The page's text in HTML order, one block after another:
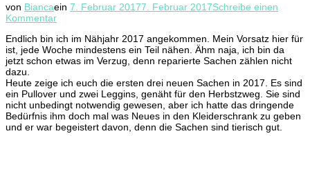
von Biancaein 7. Februar 20177. Februar 2017Schreibe einen
Kommentarzu
…
Tierische
Kleidung
den
Herbstzwerg
Endlich bin ich im Nähjahr 2017 angekommen. Mein Vorsatz hier für
ist, jede Woche mindestens ein Teil nähen. Ähm naja, ich bin da
jetzt schon etwas im Verzug, denn reparierte Sachen zählen nicht
dazu.
Heute zeige ich euch die ersten drei neuen Sachen in 2017. Es sind
ein Pullover und zwei Leggins, genäht für den Herbstzweg. Sie sind
nicht unbedingt notwendig gewesen, aber ich hatte das dringende
Bedürfnis ihm doch mal was Neues in den Kleiderschrank zu geben
und er war begeistert davon, denn die Sachen sind tierisch gut.